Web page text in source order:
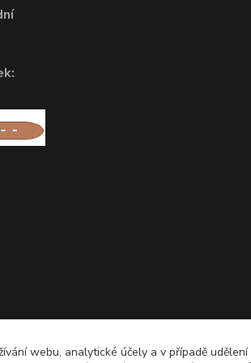
webu, analytické účely a v případě